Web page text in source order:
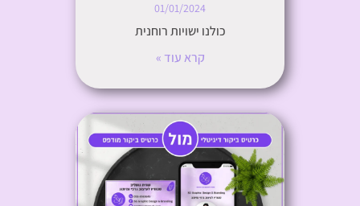
01/01/2024
כולנו ישויות רוחנית
קרא עוד »